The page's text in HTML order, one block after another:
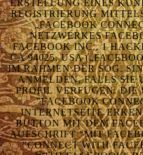
ERSTELLUNG EINES
REGISTRIERUNG
„FACEBOOK
NETZWERKES
FACEBOOK INC., 1
CA 94025, USA
IM RAHMEN DER SOG.
ANMELDEN, FALLS SIE
PROFIL VERFÜGEN.
"FACEBOOK
INTERNETSEITE
BUTTON MIT DEM
AUFSCHRIFT "MIT
"CONNECT WITH